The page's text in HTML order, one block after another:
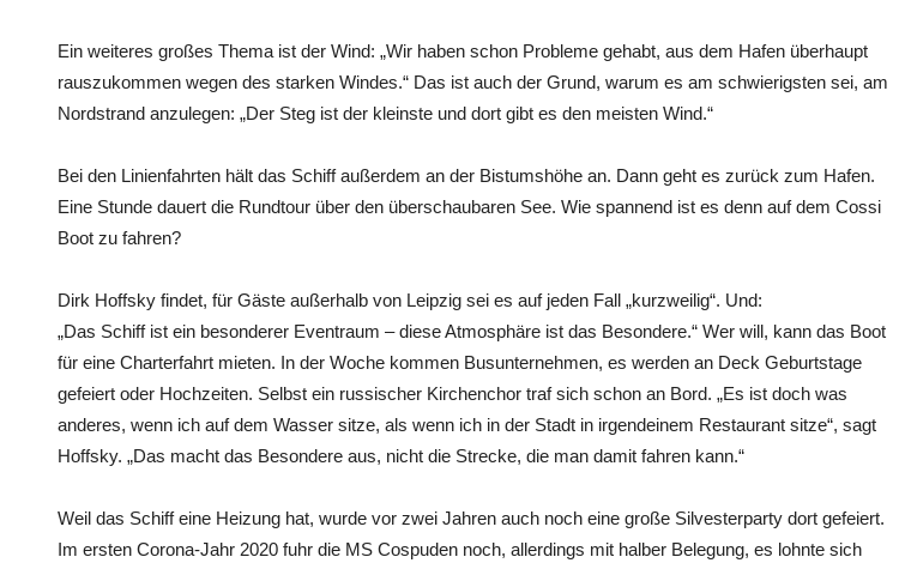
Ein weiteres großes Thema ist der Wind: „Wir haben schon Probleme gehabt, aus dem Hafen überhaupt
rauszukommen wegen des starken Windes.“ Das ist auch der Grund, warum es am schwierigsten sei, am
Nordstrand anzulegen: „Der Steg ist der kleinste und dort gibt es den meisten Wind.“
Bei den Linienfahrten hält das Schiff außerdem an der Bistumshöhe an. Dann geht es zurück zum Hafen.
Eine Stunde dauert die Rundtour über den überschaubaren See. Wie spannend ist es denn auf dem Cossi
Boot zu fahren?
Dirk Hoffsky findet, für Gäste außerhalb von Leipzig sei es auf jeden Fall „kurzweilig“. Und:
„Das Schiff ist ein besonderer Eventraum – diese Atmosphäre ist das Besondere.“ Wer will, kann das Boot
für eine Charterfahrt mieten. In der Woche kommen Busunternehmen, es werden an Deck Geburtstage
gefeiert oder Hochzeiten. Selbst ein russischer Kirchenchor traf sich schon an Bord. „Es ist doch was
anderes, wenn ich auf dem Wasser sitze, als wenn ich in der Stadt in irgendeinem Restaurant sitze“, sagt
Hoffsky. „Das macht das Besondere aus, nicht die Strecke, die man damit fahren kann.“
Weil das Schiff eine Heizung hat, wurde vor zwei Jahren auch noch eine große Silvesterparty dort gefeiert.
Im ersten Corona-Jahr 2020 fuhr die MS Cospuden noch, allerdings mit halber Belegung, es lohnte sich